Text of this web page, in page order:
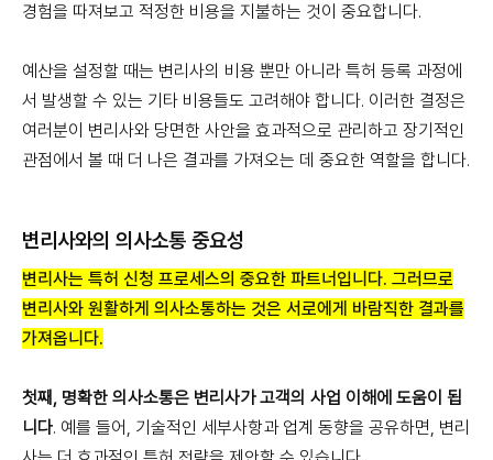
경험을 따져보고 적정한 비용을 지불하는 것이 중요합니다.
예산을 설정할 때는 변리사의 비용 뿐만 아니라 특허 등록 과정에
서 발생할 수 있는 기타 비용들도 고려해야 합니다. 이러한 결정은
여러분이 변리사와 당면한 사안을 효과적으로 관리하고 장기적인
관점에서 볼 때 더 나은 결과를 가져오는 데 중요한 역할을 합니다.
변리사와의 의사소통 중요성
변리사는 특허 신청 프로세스의 중요한 파트너입니다. 그러므로
변리사와 원활하게 의사소통하는 것은 서로에게 바람직한 결과를
가져옵니다.
첫째, 명확한 의사소통은 변리사가 고객의 사업 이해에 도움이 됩
니다. 예를 들어, 기술적인 세부사항과 업계 동향을 공유하면, 변리